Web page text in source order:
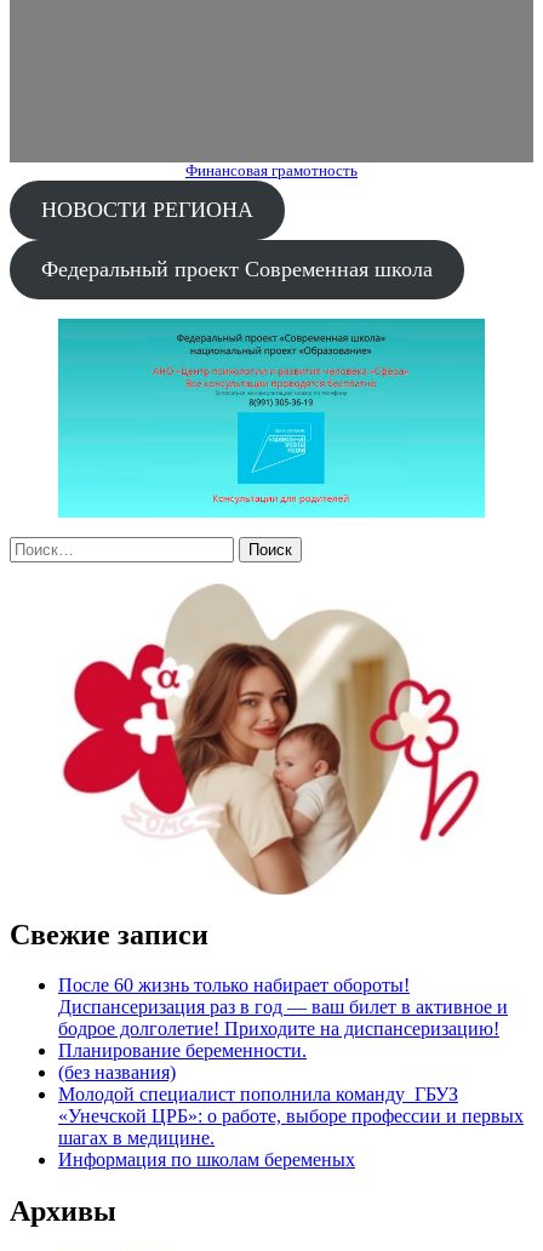
Финансовая грамотность
НОВОСТИ РЕГИОНА
Федеральный проект Современная школа
Свежие записи
После 60 жизнь только набирает обороты!
Диспансеризация раз в год — ваш билет в активное и
бодрое долголетие! Приходите на диспансеризацию!
Планирование беременности.
(без названия)
Молодой специалист пополнила команду ГБУЗ
«Унечской ЦРБ»: о работе, выборе профессии и первых
шагах в медицине.
Информация по школам беременых
Архивы